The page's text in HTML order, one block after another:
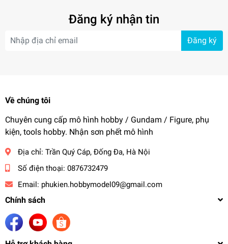
Đăng ký nhận tin
Đăng ký
Về chúng tôi
Chuyên cung cấp mô hình hobby / Gundam / Figure, phụ
kiện, tools hobby. Nhận sơn phết mô hình
Địa chỉ: Trần Quý Cáp, Đống Đa, Hà Nội
Số điện thoại: 0876732479
Email: phukien.hobbymodel09@gmail.com
Chính sách